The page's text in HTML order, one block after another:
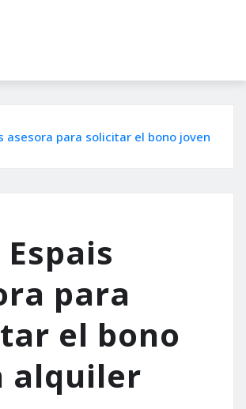
asesora para solicitar el bono joven
para
el bono
alquiler